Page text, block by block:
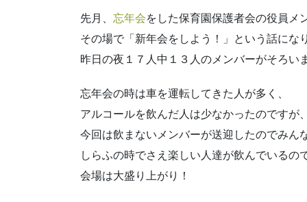
先月、 忘年会をした保育園保護者会の役員メ
その場で「新年会をしよう！」という話になり
昨日の夜１７人中１３人のメンバーがそろい
忘年会の時は車を運転してきた人が多く、
アルコールを飲んだ人は少なかったのですが、
今回は飲まないメンバーが送迎したのでみん
しらふの時でさえ楽しい人達が飲んでいるの
会場は大盛り上がり！